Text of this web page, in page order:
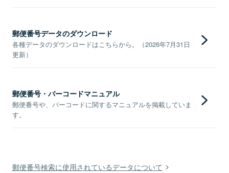
郵便番号データのダウンロード
各種データのダウンロードはこちらから。（2026年7月31日
更新）
郵便番号・バーコードマニュアル
郵便番号や、バーコードに関するマニュアルを掲載していま
す。
郵便番号検索に使用されているデータについて